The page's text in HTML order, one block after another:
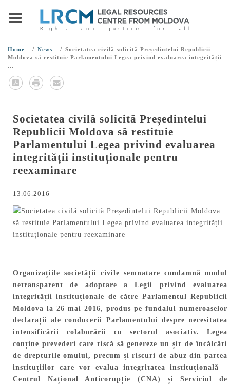
Home / News / Societatea civilă solicită Președintelui Republicii
Moldova să restituie Parlamentului Legea privind evaluarea integrității
...
Societatea civilă solicită Președintelui
Republicii Moldova să restituie
Parlamentului Legea privind evaluarea
integrității instituționale pentru
reexaminare
13.06.2016
Organizațiile societății civile semnatare condamnă modul
netransparent de adoptare a Legii privind evaluarea
integrității instituționale de către Parlamentul Republicii
Moldova la 26 mai 2016, produs pe fundalul numeroaselor
declarații ale conducerii Parlamentului despre necesitatea
intensificării colaborării cu sectorul asociativ. Legea
conține prevederi care riscă să genereze un șir de încălcări
de drepturile omului, precum și riscuri de abuz din partea
instituțiilor care vor evalua integritatea instituțională –
Centrul Național Anticorupție (CNA) și Serviciul de